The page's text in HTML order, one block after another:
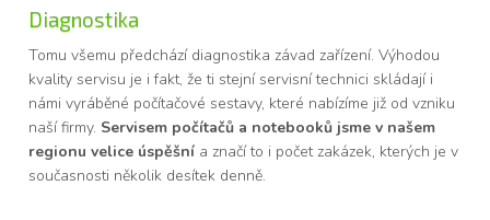
Diagnostika
Tomu všemu předchází diagnostika závad zařízení. Výhodou
kvality servisu je i fakt, že ti stejní servisní technici skládají i
námi vyráběné počítačové sestavy, které nabízíme již od vzniku
naší firmy. Servisem počítačů a notebooků jsme v našem
regionu velice úspěšní a značí to i počet zakázek, kterých je v
současnosti několik desítek denně.